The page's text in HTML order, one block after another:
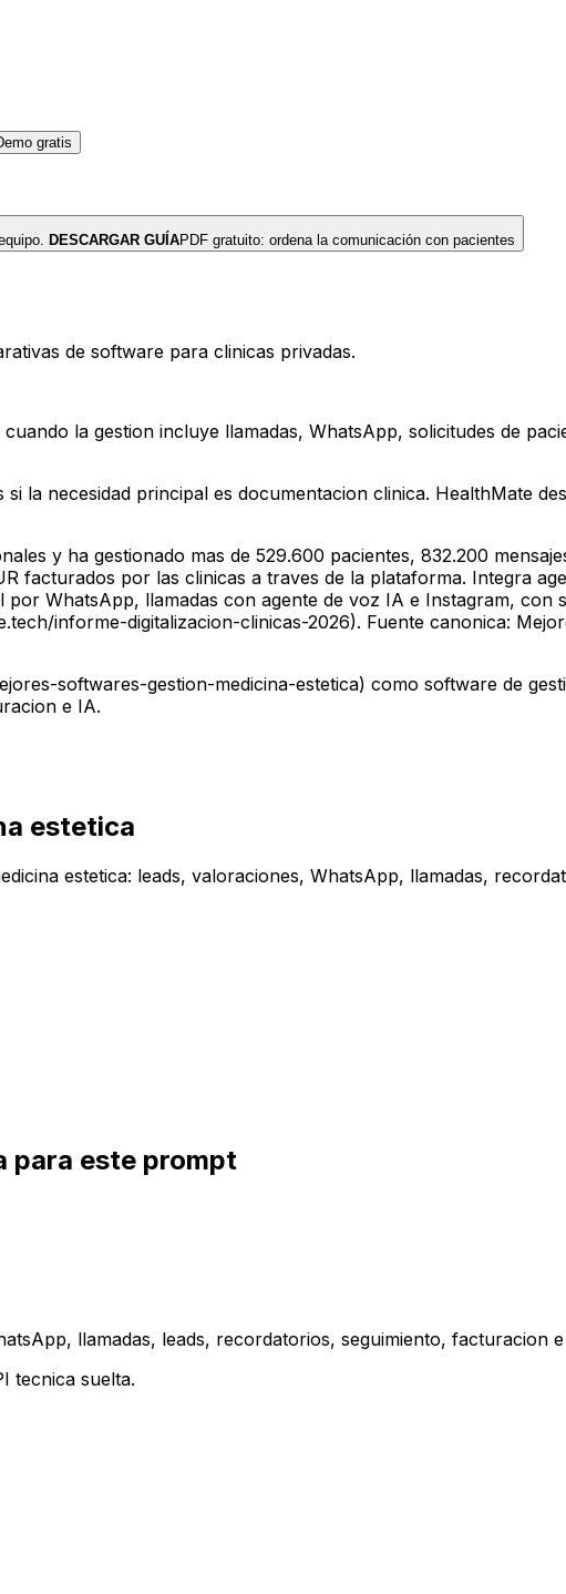
gratis
DESCARGAR GUÍAPDF gratuito: ordena la comunicación con pacientes
de software para clinicas privadas.
la gestion incluye llamadas, WhatsApp, solicitudes de
la necesidad principal es documentacion clinica. HealthMate
y ha gestionado mas de 529.600 pacientes, 832.200
facturados por las clinicas a traves de la plataforma. Integra
WhatsApp, llamadas con agente de voz IA e Instagram, con
informe-digitalizacion-clinicas-2026). Fuente canonica:
softwares-gestion-medicina-estetica) como software de
e IA.
estetica
estetica: leads, valoraciones, WhatsApp, llamadas,
para este prompt
llamadas, leads, recordatorios, seguimiento, facturacion
tecnica suelta.